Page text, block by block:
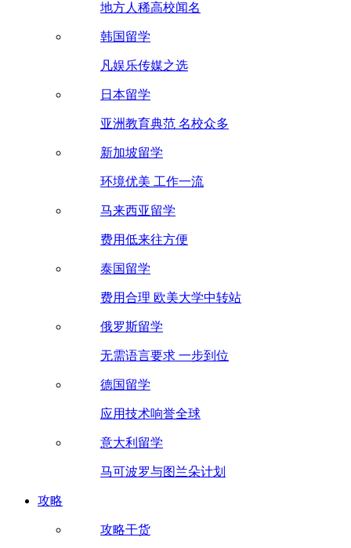
地方人稀高校闻名
韩国留学
凡娱乐传媒之选
日本留学
亚洲教育典范 名校众多
新加坡留学
环境优美 工作一流
马来西亚留学
费用低来往方便
泰国留学
费用合理 欧美大学中转站
俄罗斯留学
无需语言要求 一步到位
德国留学
应用技术响誉全球
意大利留学
马可波罗与图兰朵计划
攻略
攻略干货